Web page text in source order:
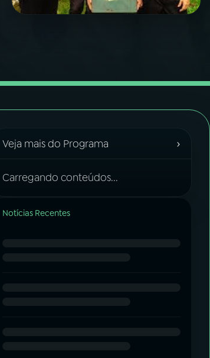
Veja mais do Programa ›
Carregando conteúdos...
Notícias Recentes